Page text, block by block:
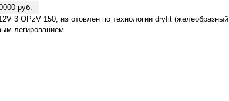
руб.
3 OPzV 150, изготовлен по технологии dryfit (желеобразный
легированием.